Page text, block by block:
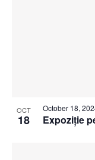
OCT
18 Expoziție
October 18,